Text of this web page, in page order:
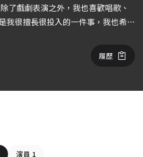
我很擅長很投入的一件事，我也希望
有時也會對於很多事情感到忿忿不
感和好奇心，對於喜愛的事也會充滿
力做到最好，呈現出最好的自己。
履歷
演員 1